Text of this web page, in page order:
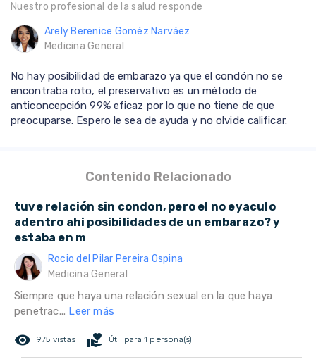
Nuestro profesional de la salud responde
Arely Berenice Goméz Narváez
Medicina General
No hay posibilidad de embarazo ya que el condón no se
encontraba roto, el preservativo es un método de
anticoncepción 99% eficaz por lo que no tiene de que
preocuparse. Espero le sea de ayuda y no olvide calificar.
Contenido Relacionado
tuve relación sin condon, pero el no eyaculo
adentro ahi posibilidades de un embarazo? y
estaba en m
Rocio del Pilar Pereira Ospina
Medicina General
Siempre que haya una relación sexual en la que haya
penetrac... Leer más
remove_red_eye 975 vistas volunteer_activism Útil para 1 persona(s)